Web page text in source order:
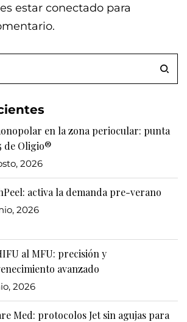
estar conectado para
en la zona periocular: punta
de Oligio®
2026
activa la demanda pre-verano
2026
al MFU: precisión y
avanzado
2026
Med: protocolos Jet sin agujas para